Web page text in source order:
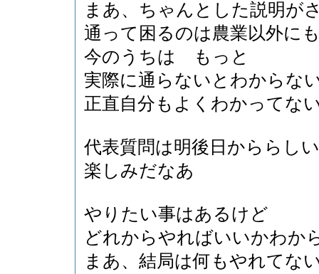
まあ、ちゃんとした説明が
通って困るのは農業以外に
今のうちは もっと
実際に通らないとわから
正直自分もよくわかってな
代表質問は明後日かららしい
楽しみだなあ
やりたい事はあるけど
どれからやればいいかわか
まあ、結局は何もやれてな